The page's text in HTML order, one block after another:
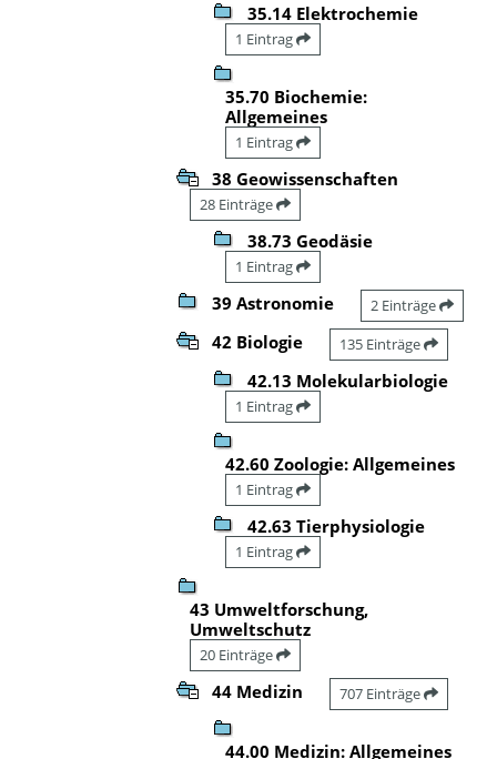
35.14 Elektrochemie
1 Eintrag
35.70 Biochemie:
Allgemeines
1 Eintrag
38 Geowissenschaften
28 Einträge
38.73 Geodäsie
1 Eintrag
39 Astronomie 2 Einträge
42 Biologie 135 Einträge
42.13 Molekularbiologie
1 Eintrag
42.60 Zoologie: Allgemeines
1 Eintrag
42.63 Tierphysiologie
1 Eintrag
43 Umweltforschung,
Umweltschutz
20 Einträge
44 Medizin 707 Einträge
44.00 Medizin: Allgemeines